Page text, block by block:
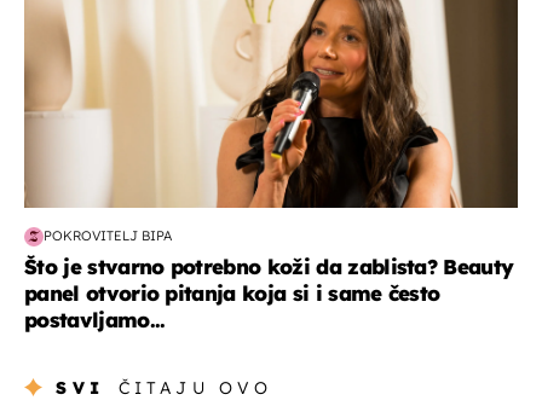
POKROVITELJ BIPA
Što je stvarno potrebno koži da zablista? Beauty
panel otvorio pitanja koja si i same često
postavljamo...
SVI ČITAJU OVO